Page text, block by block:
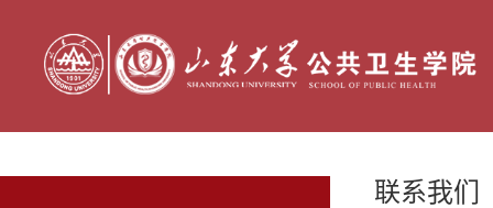
联系我们